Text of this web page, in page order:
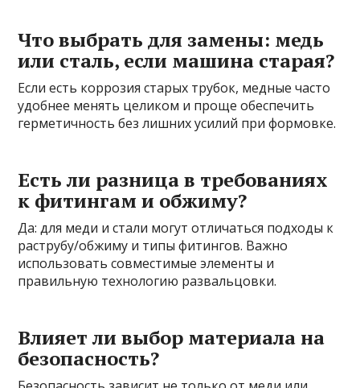
Что выбрать для замены: медь
или сталь, если машина старая?
Если есть коррозия старых трубок, медные часто
удобнее менять целиком и проще обеспечить
герметичность без лишних усилий при формовке.
Есть ли разница в требованиях
к фитингам и обжиму?
Да: для меди и стали могут отличаться подходы к
раструбу/обжиму и типы фитингов. Важно
использовать совместимые элементы и
правильную технологию развальцовки.
Влияет ли выбор материала на
безопасность?